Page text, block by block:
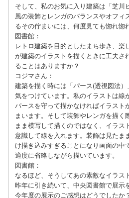
そして、私のお気に入り建築は「芝川
風の装飾とレンガのバランスやオフィ
るその佇まいには、何度見ても惚れ惚
図書館：
レトロ建築を目的としたまち歩き、楽
が建築のイラストを描くときに工夫さ
ることはありますか？
コジマさん：
建築を描く時には「パース(透視図法
気をつけています。私のイラストは線
パースを守って描かなければイラスト
まいます。そして装飾やレンガを描く
まま模写して描くのではなく、イラス
意識して線を入れます。装飾は見たま
け描き込みすぎることになり画面の中
適度に省略しながら描いています。
図書館：
なるほど、そうしてあの素敵なイラス
昨年に引き続いて、中央図書館で展示
今年度の展示のご感想はどうでしたか